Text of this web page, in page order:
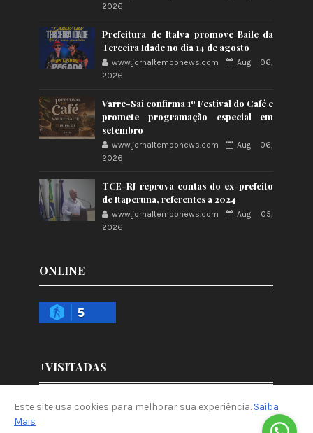
2026
Prefeitura de Italva promove Baile da
Terceira Idade no dia 14 de agosto
www.jornaltemponews.com
Aug 06,
2026
Varre-Sai confirma 1º Festival do Café e
promete programação especial em
setembro
www.jornaltemponews.com
Aug 06,
2026
TCE-RJ reprova contas do ex-prefeito
de Itaperuna, referentes a 2024
www.jornaltemponews.com
Aug 05,
2026
ONLINE
5
+VISITADAS
Este site usa cookies para melhorar sua experiência. Saiba
Mais